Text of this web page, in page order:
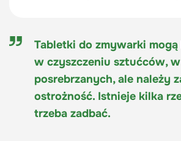
Tabletki do zmywarki
w czyszczeniu sztućców,
posrebrzanych, ale należy
ostrożność. Istnieje kilka
trzeba zadbać.